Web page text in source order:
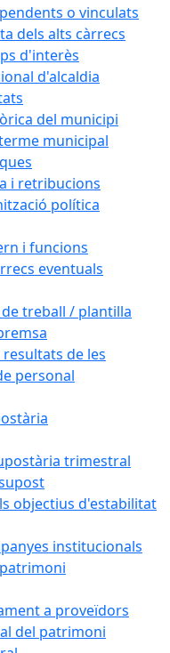
o vinculats
dels alts càrrecs
d'interès
d'alcaldia
del municipi
municipal
i retribucions
política
i funcions
eventuals
de treball / plantilla
de les
personal
trimestral
objectius d'estabilitat
institucionals
a proveïdors
del patrimoni